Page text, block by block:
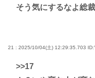
そう気にするなよ総
21 : 2025/10/04(土) 12:29:35.703
>>17